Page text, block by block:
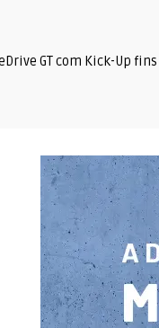
GT com Kick-Up fins